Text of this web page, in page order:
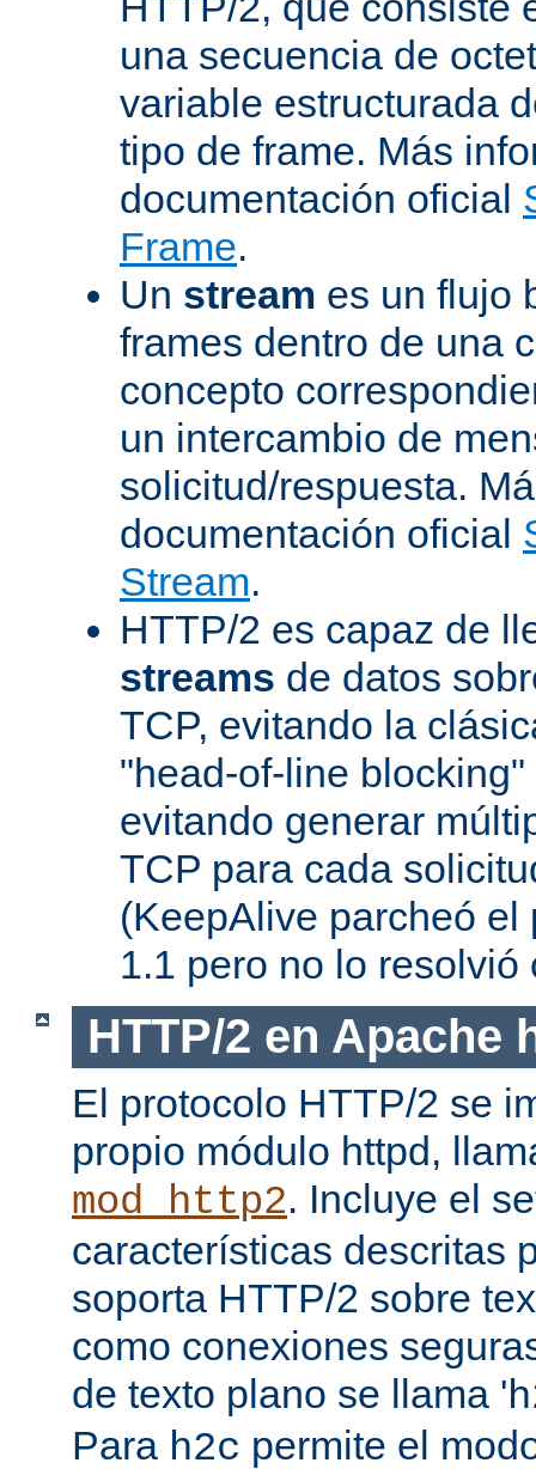
una secuencia de
variable estructurada
tipo de frame. Más
documentación oficial
Frame.
Un stream es un flujo
frames dentro de una
concepto
un intercambio de
solicitud/respuesta.
documentación oficial
Stream.
HTTP/2 es capaz de
streams de datos
TCP, evitando la
"head-of-line
evitando generar
TCP para cada
(KeepAlive parcheó el
1.1 pero no lo resolvió
HTTP/2 en Apache
El protocolo HTTP/2 se
propio módulo httpd,
mod_http2. Incluye el
características descritas
soporta HTTP/2 sobre
como conexiones
de texto plano se llama '
Para h2c permite el